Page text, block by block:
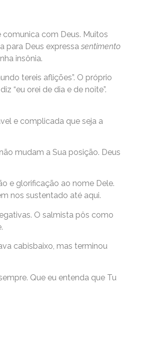
com Deus. Muitos
para Deus expressa sentimento
insônia.
tereis aflições”. O próprio
“eu orei de dia e de noite”.
e complicada que seja a
mudam a Sua posição. Deus
e glorificação ao nome Dele.
nos sustentado até aqui.
O salmista pôs como
cabisbaixo, mas terminou
Que eu entenda que Tu